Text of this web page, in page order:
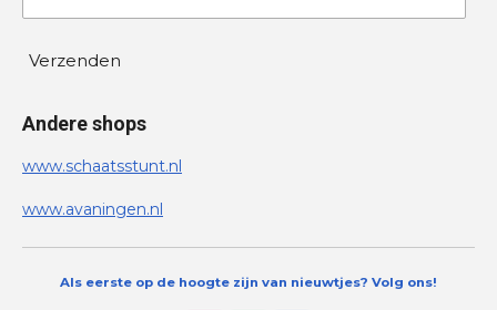
Verzenden
Andere shops
www.schaatsstunt.nl
www.avaningen.nl
Als eerste op de hoogte zijn van nieuwtjes? Volg ons!